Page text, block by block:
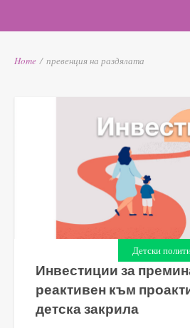
Home / превенция на раздялата
Детски
Инвестиции за
реактивен към
детска закрила